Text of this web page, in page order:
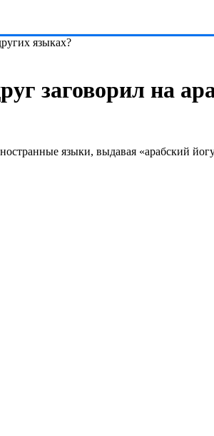
языках?
заговорил на
языки, выдавая «арабский